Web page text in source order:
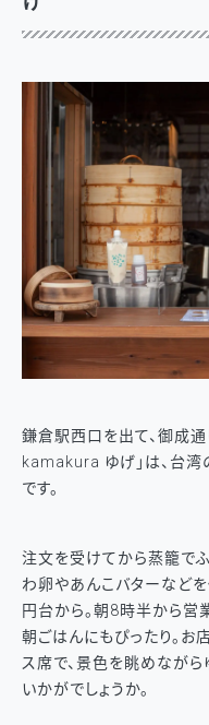
鎌倉駅西口を出て、御成
kamakura ゆげ」は、台湾
です。
注文を受けてから蒸籠で
わ卵やあんこバターなどを
円台から。朝8時半から営
朝ごはんにもぴったり。お
ス席で、景色を眺めなが
いかがでしょうか。